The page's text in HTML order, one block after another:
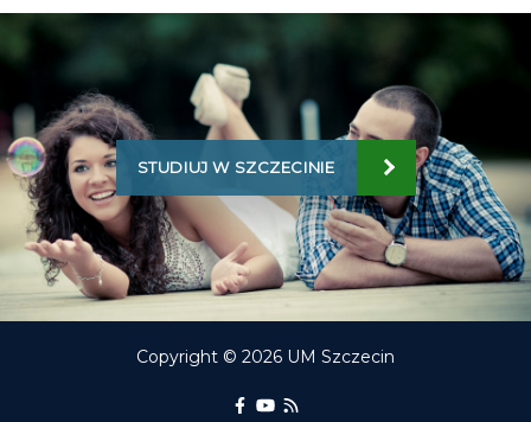
STUDIUJ W SZCZECINIE
Copyright © 2026 UM Szczecin
Portal Edukacyjny na Facebooku
kanał Youtube Portalu